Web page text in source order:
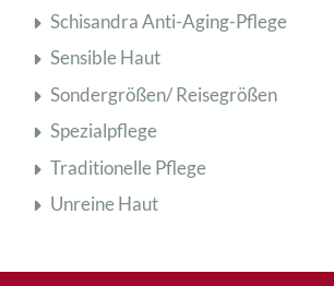
Schisandra Anti-Aging-Pflege
Sensible Haut
Sondergrößen/ Reisegrößen
Spezialpflege
Traditionelle Pflege
Unreine Haut